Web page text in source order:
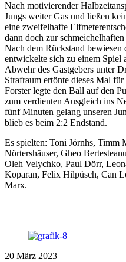
Nach motivierender
Jungs weiter Gas und ließen
eine zweifelhafte
dann doch zur
Nach dem Rückstand
entwickelte sich zu einem Spiel
Abwehr des Gastgebers unter
Strafraum ertönte dieses Mal
Forster legte den Ball auf den
zum verdienten Ausgleich ins
fünf Minuten gelang unseren
blieb es beim 2:2 Endstand.
Es spielten: Toni Jörnhs, Timm
Nörtershäuser, Gheo
Oleh Velychko, Paul Dörr,
Koparan, Felix Hilpüsch, Can
Marx.
20 März 2023